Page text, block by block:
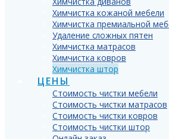
Химчистка кожаной мебели
Химчистка премиальной
Удаление сложных пятен
Химчистка матрасов
Химчистка ковров
Химчистка штор
ЦЕНЫ
Стоимость чистки мебели
Стоимость чистки матрасов
Стоимость чистки ковров
Стоимость чистки штор